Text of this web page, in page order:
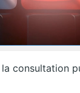
consultation